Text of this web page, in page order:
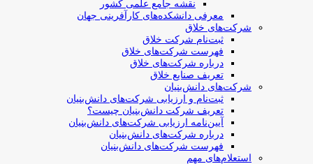
نقشه جامع علمی کشور
معرفی دانشکده‌های کارآفرینی جهان
شرکت‌های خلاق
ثبت‌نام شرکت خلاق
فهرست شرکت‌های خلاق
درباره شرکت‌های خلاق
تعریف صنایع خلاق
شرکت‌های دانش‌بنیان
ثبت‌نام و ارزیابی شرکت‌های دانش‌بنیان
تعریف شرکت دانش‌بنیان چیست؟
آیین‌نامه ارزیابی شرکت‌های دانش‌بنیان
درباره شرکت‌های دانش‌بنیان
فهرست شرکت‌های دانش‌بنیان
استعلام‌های مهم